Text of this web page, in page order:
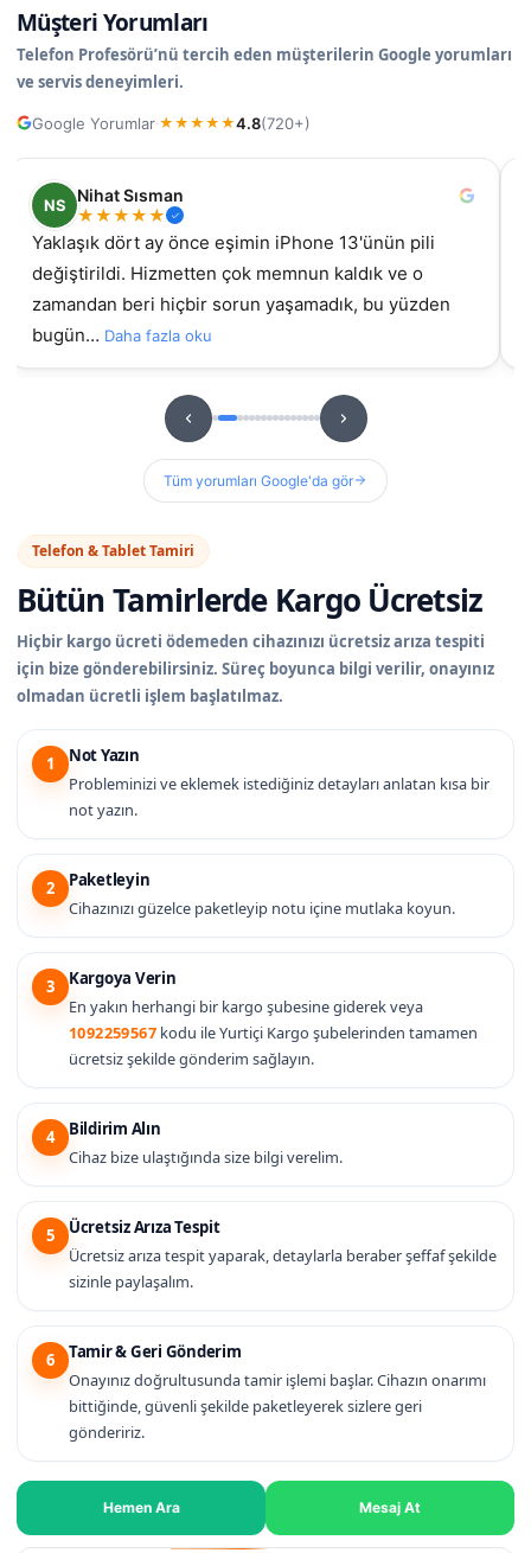
Müşteri Yorumları
Telefon Profesörü’nü tercih eden müşterilerin Google yorumları
ve servis deneyimleri.
Google Yorumlar·★ ★ ★ ★ ★4.8(720+)
N
Nilüfer
★★★★★
samsung galaxy A55 ekran değişimi için geldim, iyi ki
gelmiştim daha önce başka yerde yaptırmıştım
sorunluydu ama burada orijinal ekran takıldıydı, t…
Daha fazla oku
Tüm yorumları Google'da gör
Telefon & Tablet Tamiri
Bütün Tamirlerde Kargo Ücretsiz
Hiçbir kargo ücreti ödemeden cihazınızı ücretsiz arıza tespiti
için bize gönderebilirsiniz. Süreç boyunca bilgi verilir, onayınız
olmadan ücretli işlem başlatılmaz.
1
Not Yazın
Probleminizi ve eklemek istediğiniz detayları anlatan kısa bir
not yazın.
2
Paketleyin
Cihazınızı güzelce paketleyip notu içine mutlaka koyun.
3
Kargoya Verin
En yakın herhangi bir kargo şubesine giderek veya
1092259567 kodu ile Yurtiçi Kargo şubelerinden tamamen
ücretsiz şekilde gönderim sağlayın.
4
Bildirim Alın
Cihaz bize ulaştığında size bilgi verelim.
5
Ücretsiz Arıza Tespit
Ücretsiz arıza tespit yaparak, detaylarla beraber şeffaf şekilde
sizinle paylaşalım.
6
Tamir & Geri Gönderim
Onayınız doğrultusunda tamir işlemi başlar. Cihazın onarımı
bittiğinde, güvenli şekilde paketleyerek sizlere geri
göndeririz.
Hemen Ara Mesaj At